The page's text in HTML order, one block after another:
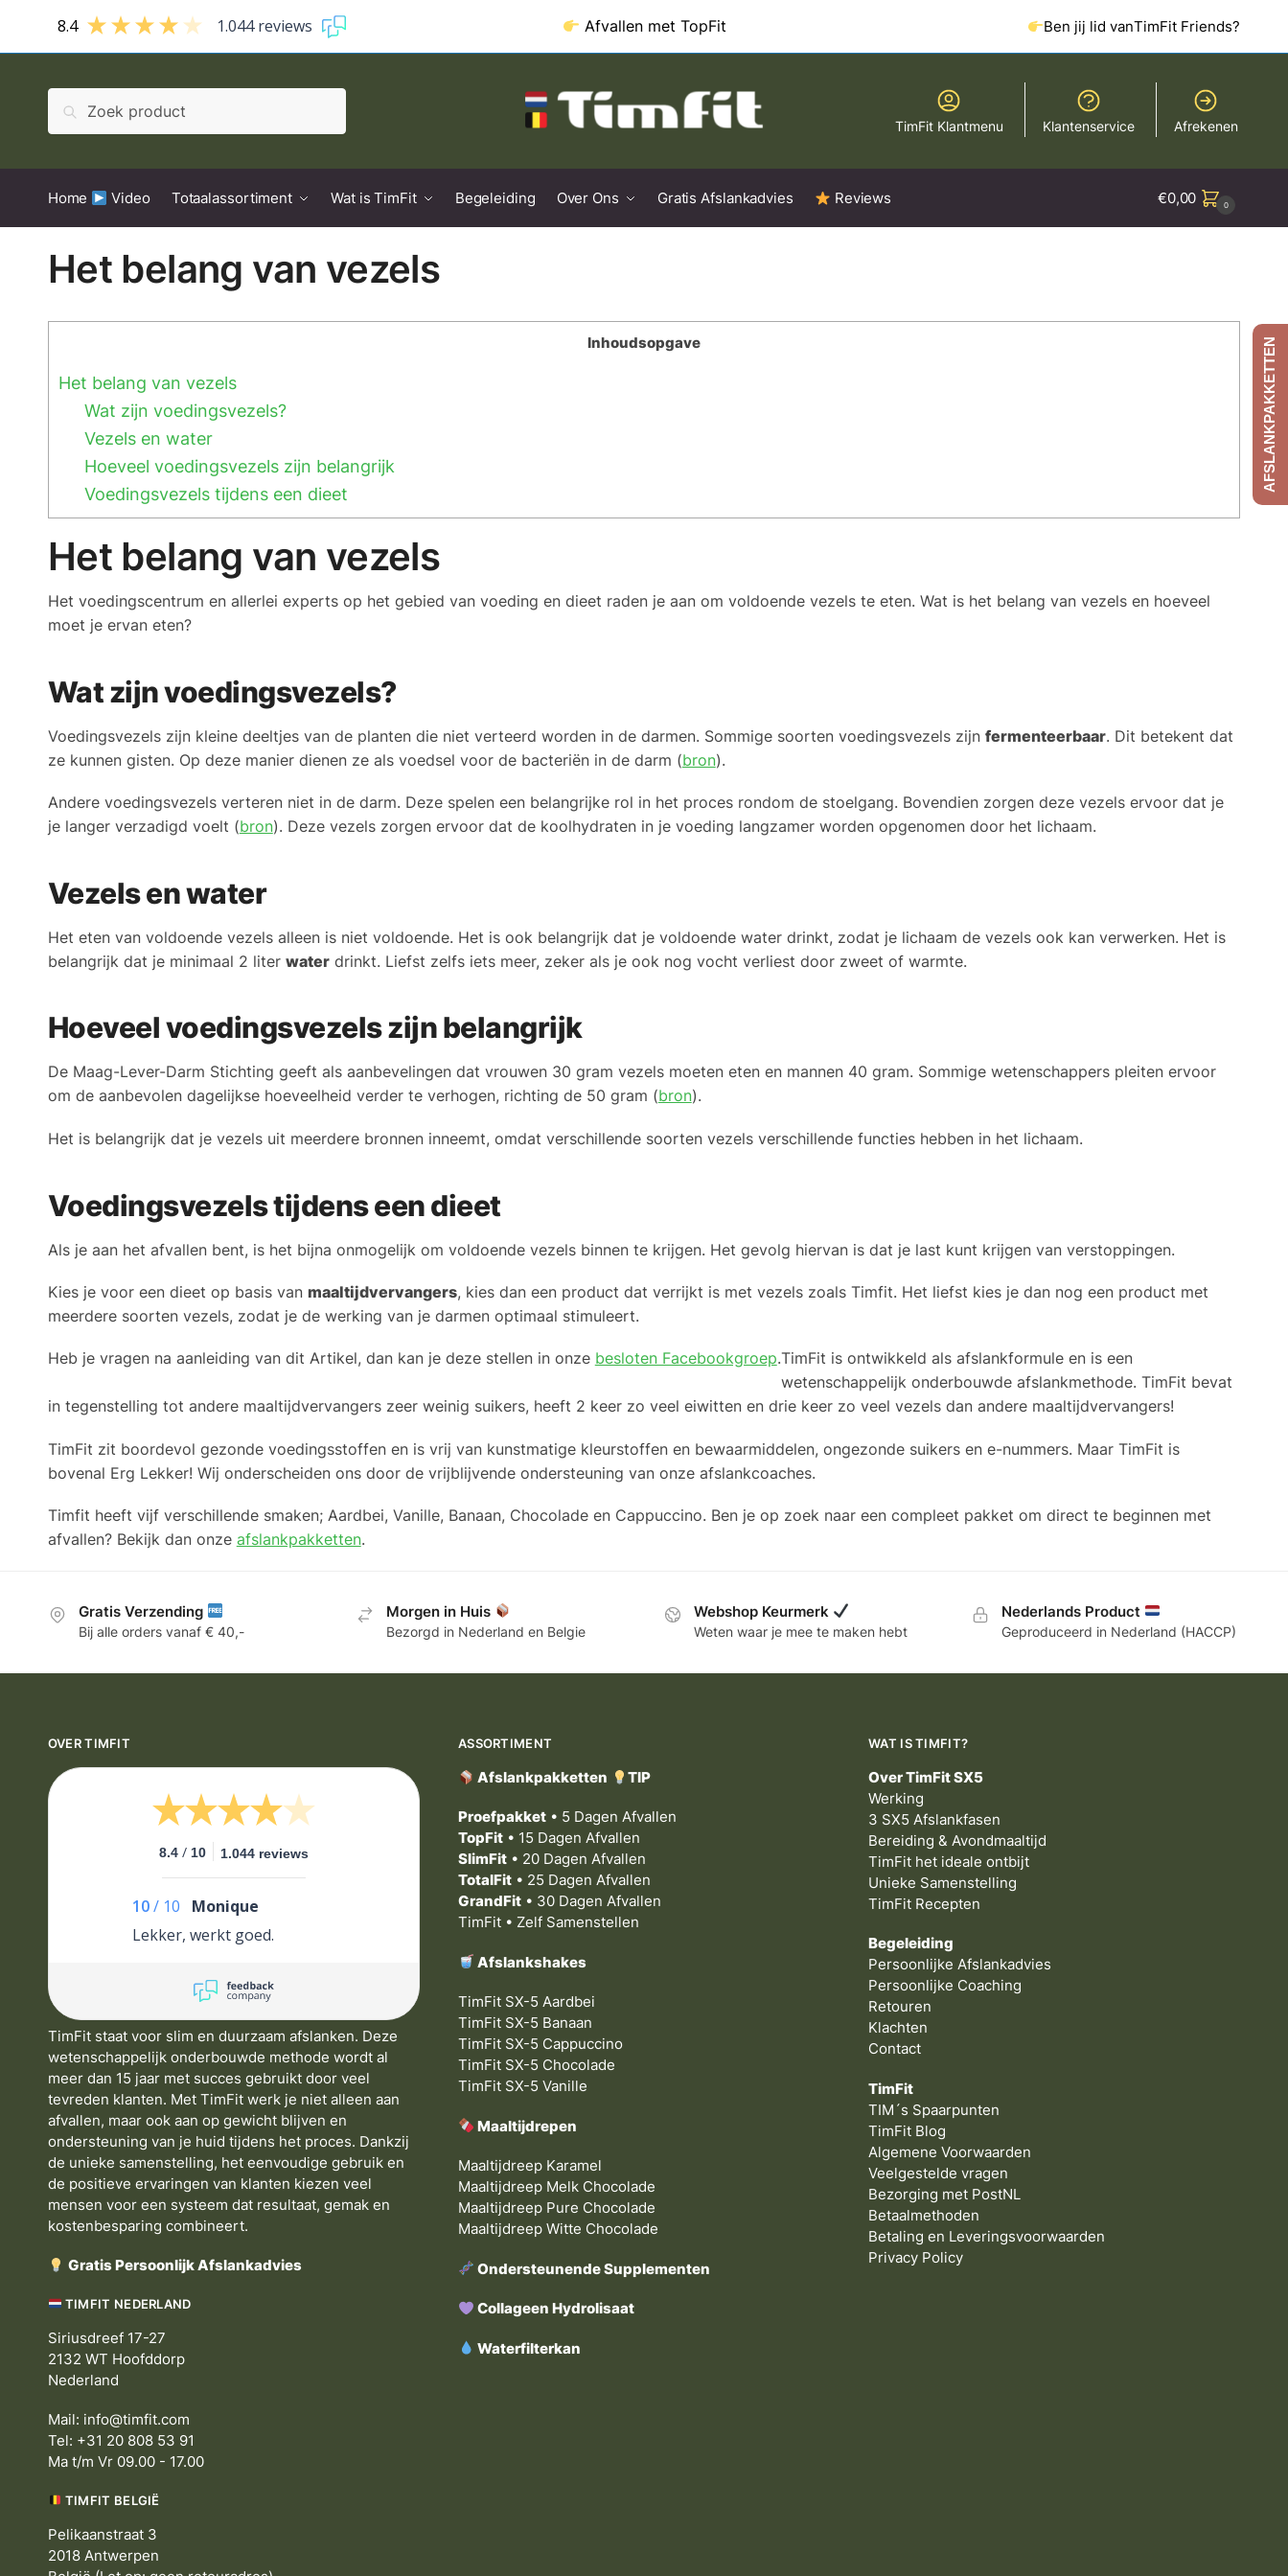
8.4 1.044 reviews Afvallen met TopFit Ben jij lid vanTimFit Friends?
Zoeken
TimFit Klantmenu Klantenservice Afrekenen
Home Video Totaalassortiment Wat is TimFit Begeleiding Over Ons Gratis Afslankadvies Reviews €0,00 0
Het belang van vezels
Inhoudsopgave
Het belang van vezels
Wat zijn voedingsvezels?
Vezels en water
Hoeveel voedingsvezels zijn belangrijk
Voedingsvezels tijdens een dieet
Het belang van vezels
Het voedingscentrum en allerlei experts op het gebied van voeding en dieet raden je aan om voldoende vezels te eten. Wat is het belang van vezels en hoeveel
moet je ervan eten?
Wat zijn voedingsvezels?
Voedingsvezels zijn kleine deeltjes van de planten die niet verteerd worden in de darmen. Sommige soorten voedingsvezels zijn fermenteerbaar. Dit betekent dat
ze kunnen gisten. Op deze manier dienen ze als voedsel voor de bacteriën in de darm (bron).
Andere voedingsvezels verteren niet in de darm. Deze spelen een belangrijke rol in het proces rondom de stoelgang. Bovendien zorgen deze vezels ervoor dat je
je langer verzadigd voelt (bron). Deze vezels zorgen ervoor dat de koolhydraten in je voeding langzamer worden opgenomen door het lichaam.
Vezels en water
Het eten van voldoende vezels alleen is niet voldoende. Het is ook belangrijk dat je voldoende water drinkt, zodat je lichaam de vezels ook kan verwerken. Het is
belangrijk dat je minimaal 2 liter waterdrinkt. Liefst zelfs iets meer, zeker als je ook nog vocht verliest door zweet of warmte.
Hoeveel voedingsvezels zijn belangrijk
De Maag-Lever-Darm Stichting geeft als aanbevelingen dat vrouwen 30 gram vezels moeten eten en mannen 40 gram. Sommige wetenschappers pleiten ervoor
om de aanbevolen dagelijkse hoeveelheid verder te verhogen, richting de 50 gram (bron).
Het is belangrijk dat je vezels uit meerdere bronnen inneemt, omdat verschillende soorten vezels verschillende functies hebben in het lichaam.
Voedingsvezels tijdens een dieet
Als je aan het afvallen bent, is het bijna onmogelijk om voldoende vezels binnen te krijgen. Het gevolg hiervan is dat je last kunt krijgen van verstoppingen.
Kies je voor een dieet op basis van maaltijdvervangers, kies dan een product dat verrijkt is met vezels zoals Timfit. Het liefst kies je dan nog een product met
meerdere soorten vezels, zodat je de werking van je darmen optimaal stimuleert.
Heb je vragen na aanleiding van dit Artikel, dan kan je deze stellen in onze besloten Facebookgroep.TimFit is ontwikkeld als afslankformule en is een
wetenschappelijk onderbouwde afslankmethode. TimFit bevat
in tegenstelling tot andere maaltijdvervangers zeer weinig suikers, heeft 2 keer zo veel eiwitten en drie keer zo veel vezels dan andere maaltijdvervangers!
TimFit zit boordevol gezonde voedingsstoffen en is vrij van kunstmatige kleurstoffen en bewaarmiddelen, ongezonde suikers en e-nummers. Maar TimFit is
bovenal Erg Lekker! Wij onderscheiden ons door de vrijblijvende ondersteuning van onze afslankcoaches.
Timfit heeft vijf verschillende smaken; Aardbei, Vanille, Banaan, Chocolade en Cappuccino. Ben je op zoek naar een compleet pakket om direct te beginnen met
afvallen? Bekijk dan onze afslankpakketten.
Gratis Verzending
Bij alle orders vanaf € 40,-
Morgen in Huis
Bezorgd in Nederland en Belgie
Webshop Keurmerk
Weten waar je mee te maken hebt
Nederlands Product
Geproduceerd in Nederland (HACCP)
OVER TIMFIT
8.4 / 10 1.044 reviews
10/ 10
Monique
Lekker, werkt goed.
TimFit staat voor slim en duurzaam afslanken. Deze
wetenschappelijk onderbouwde methode wordt al
meer dan 15 jaar met succes gebruikt door veel
tevreden klanten. Met TimFit werk je niet alleen aan
afvallen, maar ook aan op gewicht blijven en
ondersteuning van je huid tijdens het proces. Dankzij
de unieke samenstelling, het eenvoudige gebruik en
de positieve ervaringen van klanten kiezen veel
mensen voor een systeem dat resultaat, gemak en
kostenbesparing combineert.
Gratis Persoonlijk Afslankadvies
TIMFIT NEDERLAND
Siriusdreef 17-27
2132 WT Hoofddorp
Nederland
Mail: info@timfit.com
Tel: +31 20 808 53 91
Ma t/m Vr 09.00 - 17.00
TIMFIT BELGIË
Pelikaanstraat 3
2018 Antwerpen
ASSORTIMENT
Afslankpakketten TIP
Proefpakket• 5 Dagen Afvallen
TopFit• 15 Dagen Afvallen
SlimFit• 20 Dagen Afvallen
TotalFit• 25 Dagen Afvallen
GrandFit• 30 Dagen Afvallen
TimFit • Zelf Samenstellen
Afslankshakes
TimFit SX-5 Aardbei
TimFit SX-5 Banaan
TimFit SX-5 Cappuccino
TimFit SX-5 Chocolade
TimFit SX-5 Vanille
Maaltijdrepen
Maaltijdreep Karamel
Maaltijdreep Melk Chocolade
Maaltijdreep Pure Chocolade
Maaltijdreep Witte Chocolade
Ondersteunende Supplementen
Collageen Hydrolisaat
Waterfilterkan
WAT IS TIMFIT?
Over TimFit SX5
Werking
3 SX5 Afslankfasen
Bereiding & Avondmaaltijd
TimFit het ideale ontbijt
Unieke Samenstelling
TimFit Recepten
Begeleiding
Persoonlijke Afslankadvies
Persoonlijke Coaching
Retouren
Klachten
Contact
TimFit
TIM´s Spaarpunten
TimFit Blog
Algemene Voorwaarden
Veelgestelde vragen
Bezorging met PostNL
Betaalmethoden
Betaling en Leveringsvoorwaarden
Privacy Policy
AFSLANKPAKKETTEN